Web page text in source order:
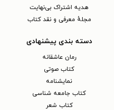
هدیه اشتراک بی‌نهایت
مجلهٔ معرفی و نقد کتاب
دسته بندی پیشنهادی
رمان عاشقانه
کتاب‌ صوتی
نمایشنامه
کتاب جامعه شناسی
کتاب شعر